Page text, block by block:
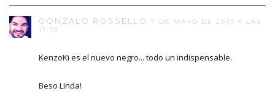
GONZALO ROSSELLO
7 DE MAYO DE 2010 A LAS
17:19
KenzoKi es el nuevo negro... todo un indispensable.
Beso LInda!